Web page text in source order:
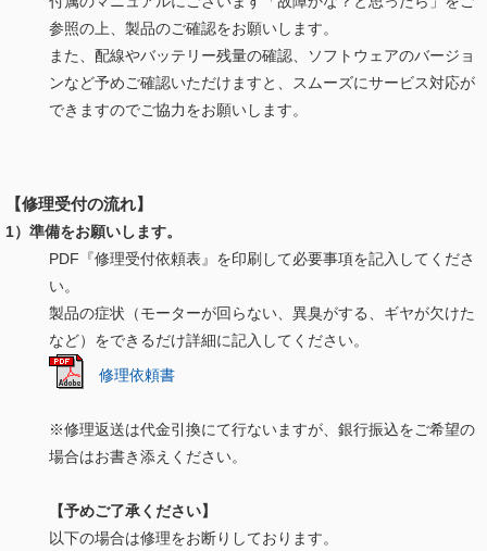
参照の上、製品のご確認をお願いします。
また、配線やバッテリー残量の確認、ソフトウェアのバージョ
ンなど予めご確認いただけますと、スムーズにサービス対応が
できますのでご協力をお願いします。
【修理受付の流れ】
1）準備をお願いします。
PDF『修理受付依頼表』を印刷して必要事項を記入してくださ
い。
製品の症状（モーターが回らない、異臭がする、ギヤが欠けた
など）をできるだけ詳細に記入してください。
修理依頼書
※修理返送は代金引換にて行ないますが、銀行振込をご希望の
場合はお書き添えください。
【予めご了承ください】
以下の場合は修理をお断りしております。